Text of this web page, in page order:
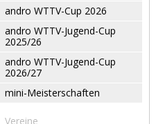
andro WTTV-Cup 2026
andro WTTV-Jugend-Cup
2025/26
andro WTTV-Jugend-Cup
2026/27
mini-Meisterschaften
Vereine